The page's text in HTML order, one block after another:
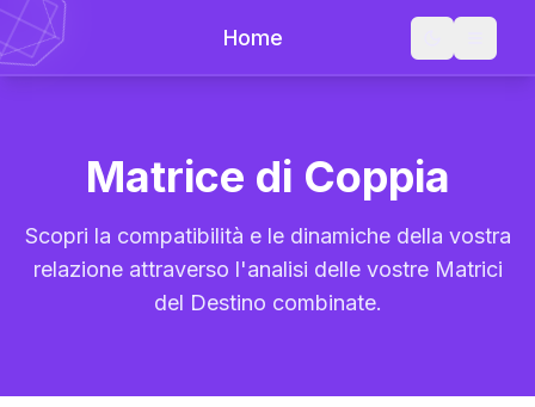
Home
Matrice di Coppia
Scopri la compatibilità e le dinamiche della vostra
relazione attraverso l'analisi delle vostre Matrici
del Destino combinate.